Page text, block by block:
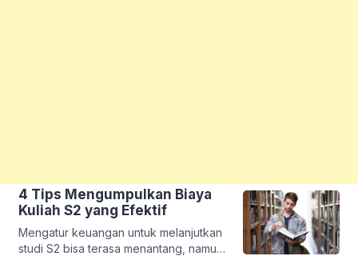
4 Tips Mengumpulkan Biaya
Kuliah S2 yang Efektif
Mengatur keuangan untuk melanjutkan
studi S2 bisa terasa menantang, namun